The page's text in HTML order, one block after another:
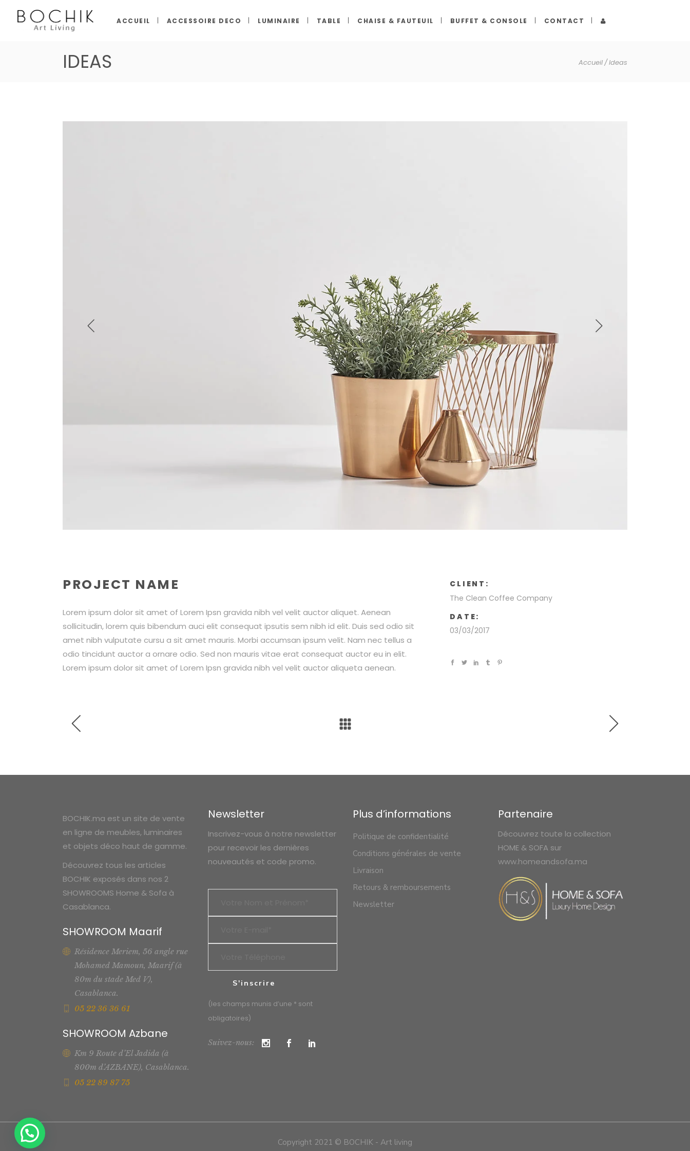
ACCUEIL ACCESSOIRE DECO LUMINAIRE TABLE CHAISE & FAUTEUIL BUFFET & CONSOLE CONTACT
IDEAS Accueil Ideas
PROJECT NAME
Lorem ipsum dolor sit amet of Lorem Ipsn gravida nibh vel velit auctor aliquet. Aenean
sollicitudin, lorem quis bibendum auci elit consequat ipsutis sem nibh id elit. Duis sed odio sit
amet nibh vulputate cursu a sit amet mauris. Morbi accumsan ipsum velit. Nam nec tellus a
odio tincidunt auctor a ornare odio. Sed non mauris vitae erat consequat auctor eu in elit.
Lorem ipsum dolor sit amet of Lorem Ipsn gravida nibh vel velit auctor aliqueta aenean.
CLIENT:
The Clean Coffee Company
DATE:
03/03/2017
BOCHIK.ma est un site de vente
en ligne de meubles, luminaires
et objets déco haut de gamme.
Découvrez tous les articles
BOCHIK exposés dans nos 2
SHOWROOMS Home & Sofa à
Casablanca.
SHOWROOM Maarif
Résidence Meriem, 56 angle rue
Mohamed Mamoun, Maarif (à
80m du stade Med V),
Casablanca.
05 22 36 36 61
SHOWROOM Azbane
Km 9 Route d’El Jadida (à
800m d’AZBANE), Casablanca.
05 22 89 87 75
Newsletter
Inscrivez-vous à notre newsletter
pour recevoir les dernières
nouveautés et code promo.
(les champs munis d’une * sont
obligatoires)
Suivez-nous:
Plus d’informations
Politique de confidentialité
Conditions générales de vente
Livraison
Retours & remboursements
Newsletter
Partenaire
Découvrez toute la collection
HOME & SOFA sur
www.homeandsofa.ma
Copyright 2021 © BOCHIK - Art living